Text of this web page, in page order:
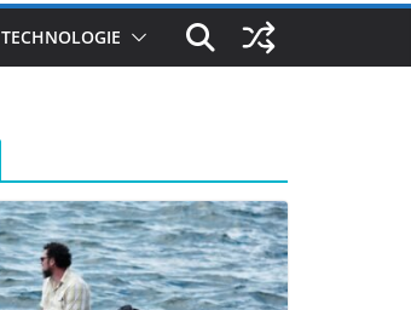
TECHNOLOGIE